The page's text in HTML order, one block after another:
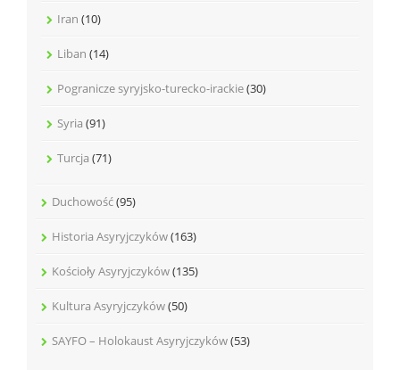
Iran (10)
Liban (14)
Pogranicze syryjsko-turecko-irackie(30)
Syria (91)
Turcja (71)
Duchowość(95)
Historia Asyryjczyków(163)
Kościoły Asyryjczyków(135)
Kultura Asyryjczyków(50)
SAYFO – Holokaust Asyryjczyków(53)